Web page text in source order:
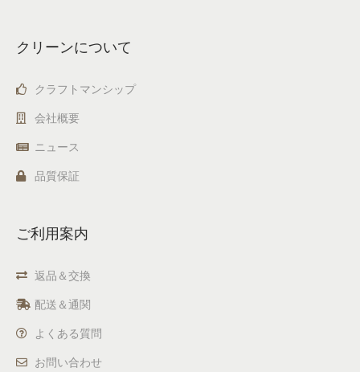
クリーンについて
クラフトマンシップ
会社概要
ニュース
品質保証
ご利用案内
返品＆交換
配送＆通関
よくある質問
お問い合わせ